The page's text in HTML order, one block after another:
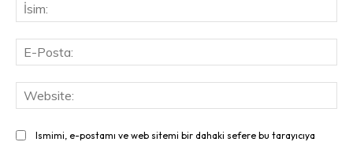
Ismimi, e-postamı ve web sitemi bir dahaki sefere bu tarayıcıya